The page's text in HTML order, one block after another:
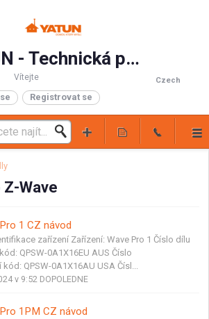
YATUN - Technická podpora
Czech
Vítejte
Registrovat se
Z-Wave
1 CZ návod
zařízení Zařízení: Wave Pro 1 Číslo dílu
QPSW-0A1X16EU AUS Číslo
QPSW-0A1X16AU USA Čísl...
v 9:52 DOPOLEDNE
1PM CZ návod